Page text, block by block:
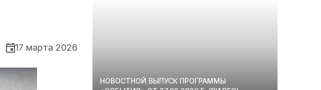
17 марта 2026
НОВОСТНОЙ ВЫПУСК ПРОГРАММЫ